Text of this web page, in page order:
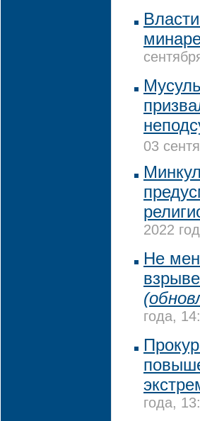
03
2022
Не
года,
года,